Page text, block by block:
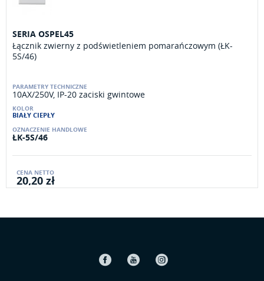
SERIA OSPEL45
Łącznik zwierny z podświetleniem pomarańczowym (ŁK-
5S/46)
10AX/250V, IP-20 zaciski gwintowe
BIAŁY CIEPŁY
ŁK-5S/46
20,20 zł
Instagram